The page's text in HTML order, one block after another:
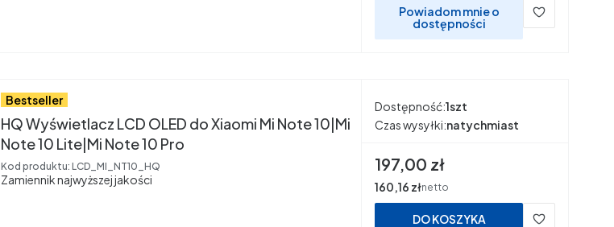
Powiadom mnie o
dostępności
Bestseller
HQ Wyświetlacz LCD OLED do Xiaomi Mi Note 10|Mi
Note 10 Lite|Mi Note 10 Pro
Kod produktu: LCD_MI_NT10_HQ
Zamiennik najwyższej jakości
Dostępność:1szt
Czas wysyłki:natychmiast
Cena
197,00 zł
Cena
160,16 złnetto
DO KOSZYKA